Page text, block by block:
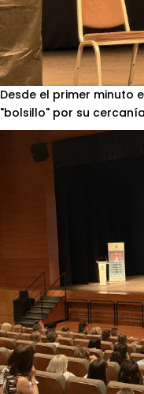
Desde el primer minuto
"bolsillo" por su cercanía